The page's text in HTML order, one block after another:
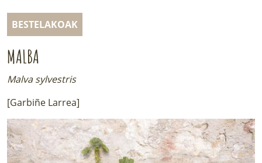
BESTELAKOAK
MALBA
Malva sylvestris
[Garbiñe Larrea]